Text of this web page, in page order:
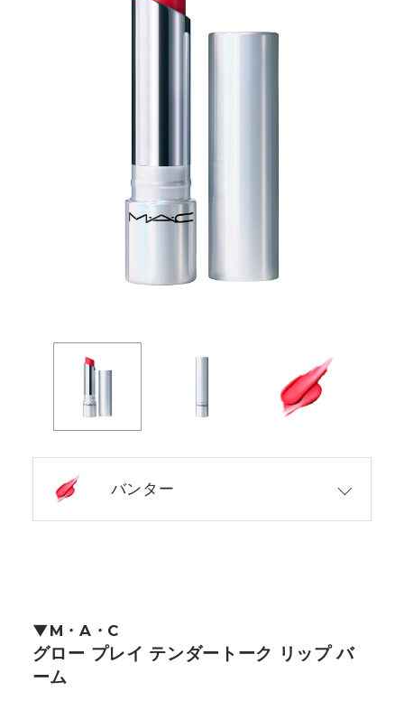
バンター
M・A・C
グロー プレイ テンダートーク リップ バ
ーム